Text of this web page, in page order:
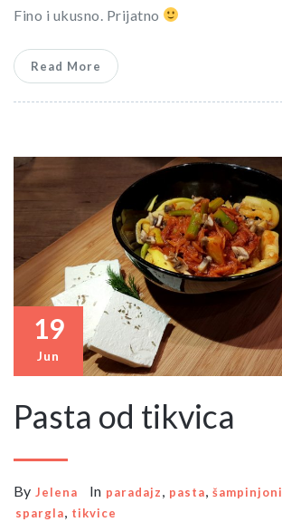
Fino i ukusno. Prijatno
Read More
19
Jun
Pasta od tikvica
By Jelena In paradajz, pasta, šampinjoni
spargla, tikvice